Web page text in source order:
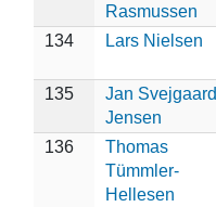
Rasmussen
134
Lars Nielsen
135
Jan Svejgaard
Jensen
136
Thomas
Tümmler-
Hellesen